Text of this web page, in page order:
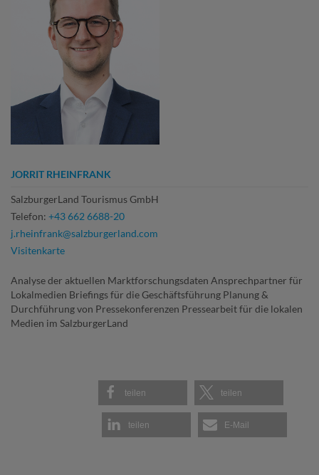
JORRIT RHEINFRANK
SalzburgerLand Tourismus GmbH
Telefon: +43 662 6688-20
j.rheinfrank@salzburgerland.com
Visitenkarte
Analyse der aktuellen Marktforschungsdaten Ansprechpartner für
Lokalmedien Briefings für die Geschäftsführung Planung &
Durchführung von Pressekonferenzen Pressearbeit für die lokalen
Medien im SalzburgerLand
teilen teilen
teilen E-Mail